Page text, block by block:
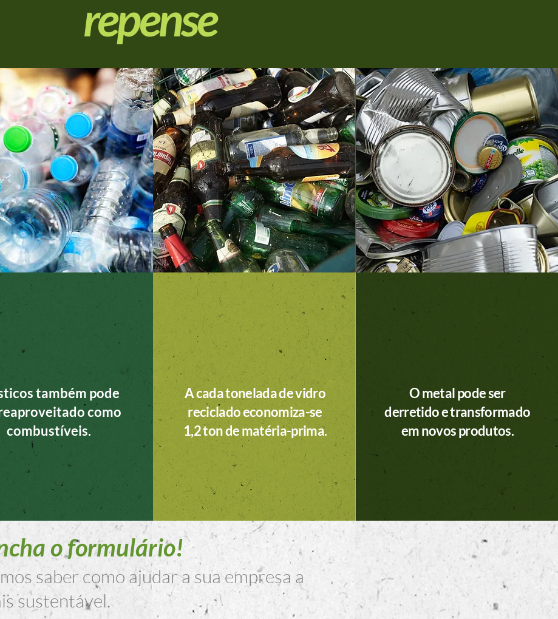
repense
também pode
como
combustíveis.
A cada tonelada de vidro
reciclado economiza-se
1,2 ton de matéria-prima.
O metal pode ser
derretido e transformado
em novos produtos.
o formulário!
saber como ajudar a sua empresa a
sustentável.